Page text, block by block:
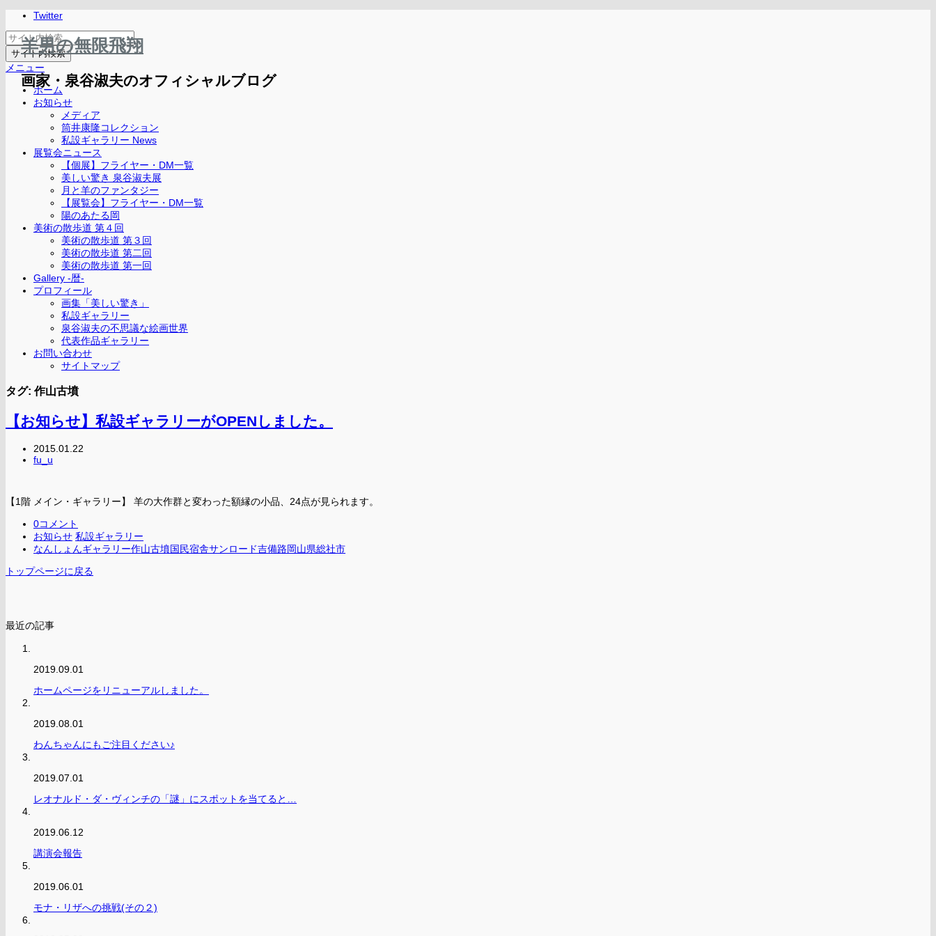
羊男の無限飛翔
画家・泉谷淑夫のオフィシャルブログ
Twitter
メニュー
ホーム
お知らせ
メディア
筒井康隆コレクション
私設ギャラリー News
展覧会ニュース
【個展】フライヤー・DM一覧
美しい驚き 泉谷淑夫展
月と羊のファンタジー
【展覧会】フライヤー・DM一覧
陽のあたる岡
美術の散歩道 第４回
美術の散歩道 第３回
美術の散歩道 第二回
美術の散歩道 第一回
Gallery -暦-
プロフィール
画集「美しい驚き」
私設ギャラリー
泉谷淑夫の不思議な絵画世界
代表作品ギャラリー
お問い合わせ
サイトマップ
タグ: 作山古墳
【お知らせ】私設ギャラリーがOPENしました。
2015.01.22
fu_u
【1階 メイン・ギャラリー】 羊の大作群と変わった額縁の小品、24点が見られます。
0コメント
お知らせ 私設ギャラリー
なんしょんギャラリー作山古墳国民宿舎サンロード吉備路岡山県総社市
トップページに戻る
最近の記事
2019.09.01
ホームページをリニューアルしました。
2019.08.01
わんちゃんにもご注目ください♪
2019.07.01
レオナルド・ダ・ヴィンチの「謎」にスポットを当てると…
2019.06.12
講演会報告
2019.06.01
モナ・リザへの挑戦(その２)